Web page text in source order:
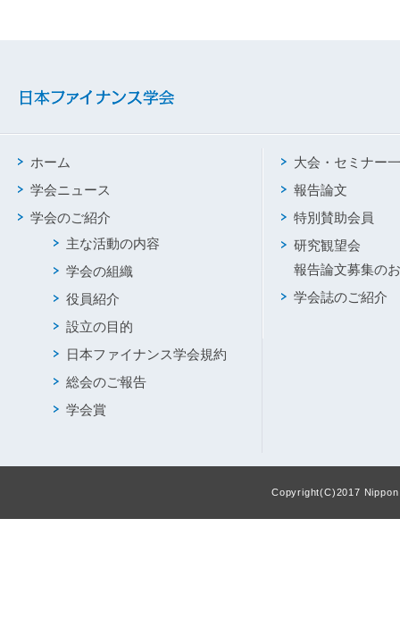
ホーム
学会ニュース
学会のご紹介
主な活動の内容
学会の組織
役員紹介
設立の目的
日本ファイナンス学会規約
総会のご報告
学会賞
大会・セミナー
報告論文
特別賛助会員
研究観望会
報告論文募集の
学会誌のご紹介
Copyright(C)2017